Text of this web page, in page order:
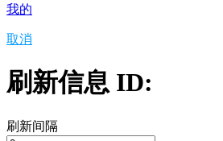
我的
取消
刷新信息 ID:
刷新间隔